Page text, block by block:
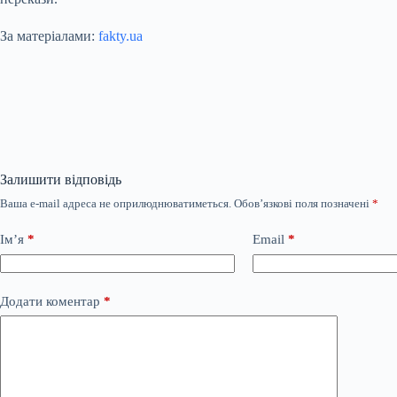
За матеріалами: fakty.ua
Залишити відповідь
Ваша e-mail адреса не оприлюднюватиметься. Обов’язкові поля позначені *
Ім’я * Email *
Додати коментар *